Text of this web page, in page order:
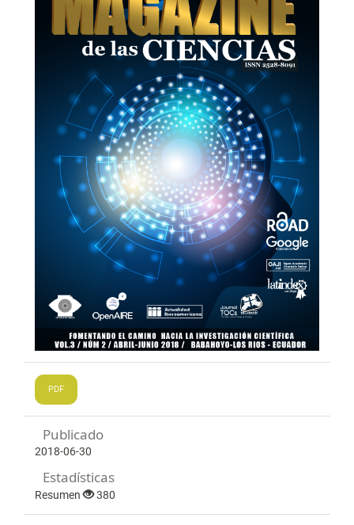
PDF
Publicado
2018-06-30
Estadísticas
Resumen 380